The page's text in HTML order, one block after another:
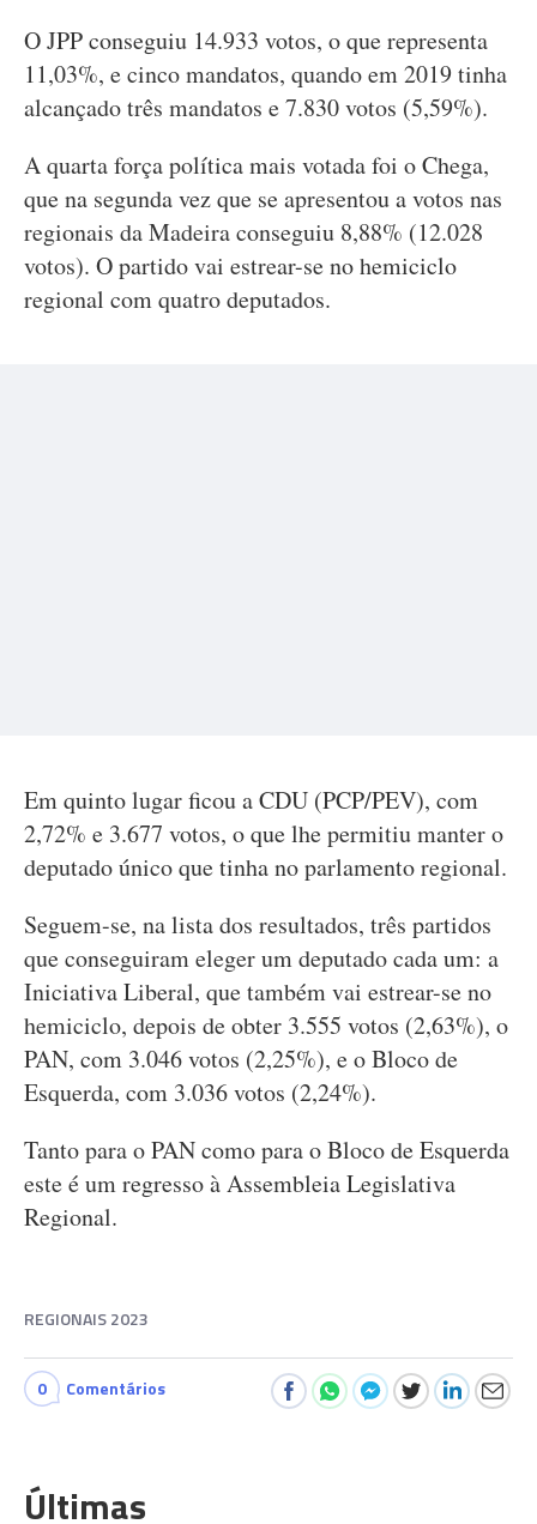
O JPP conseguiu 14.933 votos, o que representa
11,03%, e cinco mandatos, quando em 2019 tinha
alcançado três mandatos e 7.830 votos (5,59%).
A quarta força política mais votada foi o Chega,
que na segunda vez que se apresentou a votos nas
regionais da Madeira conseguiu 8,88% (12.028
votos). O partido vai estrear-se no hemiciclo
regional com quatro deputados.
Em quinto lugar ficou a CDU (PCP/PEV), com
2,72% e 3.677 votos, o que lhe permitiu manter o
deputado único que tinha no parlamento regional.
Seguem-se, na lista dos resultados, três partidos
que conseguiram eleger um deputado cada um: a
Iniciativa Liberal, que também vai estrear-se no
hemiciclo, depois de obter 3.555 votos (2,63%), o
PAN, com 3.046 votos (2,25%), e o Bloco de
Esquerda, com 3.036 votos (2,24%).
Tanto para o PAN como para o Bloco de Esquerda
este é um regresso à Assembleia Legislativa
Regional.
REGIONAIS 2023
0 Comentários
Últimas